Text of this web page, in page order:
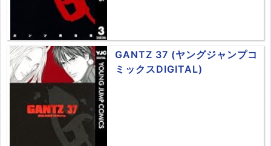
GANTZ 37 (ヤングジャンプコ
ミックスDIGITAL)